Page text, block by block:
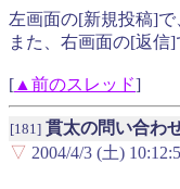
左画面の[新規投稿]で
また、右画面の[返信]
[ ▲前のスレッド]
[181] 貫太の問い合わ
▽ 2004/4/3 (土)